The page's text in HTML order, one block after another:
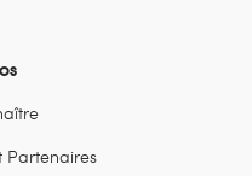
Partenaires